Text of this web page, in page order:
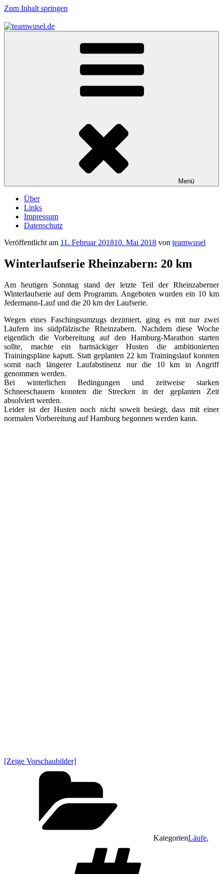
Zum Inhalt springen
Menü
Über
Links
Impressum
Datenschutz
Veröffentlicht am 11. Februar 201810. Mai 2018 von teamwusel
Winterlaufserie Rheinzabern: 20 km
Am heutigen Sonntag stand der letzte Teil der Rheinzaberner
Winterlaufserie auf dem Programm. Angeboten wurden ein 10 km
Jedermann-Lauf und die 20 km der Laufserie.
Wegen eines Faschingsumzugs dezimiert, ging es mit nur zwei
Läufern ins südpfälzische Rheinzabern. Nachdem diese Woche
eigentlich die Vorbereitung auf den Hamburg-Marathon starten
sollte, machte ein hartnäckiger Husten die ambitionierten
Trainingspläne kaputt. Statt geplanten 22 km Trainingslauf konnten
somit nach längerer Laufabstinenz nur die 10 km in Angriff
genommen werden.
Bei winterlichen Bedingungen und zeitweise starken
Schneeschauern konnten die Strecken in der geplanten Zeit
absolviert werden.
Leider ist der Husten noch nicht soweit besiegt, dass mit einer
normalen Vorbereitung auf Hamburg begonnen werden kann.
[Zeige Vorschaubilder]
KategorienLäufe,